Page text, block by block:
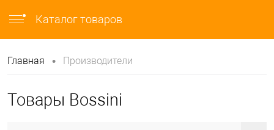
info@felicita-crimea.ru
Каталог товаров
Главная • Производители
Товары Bossini